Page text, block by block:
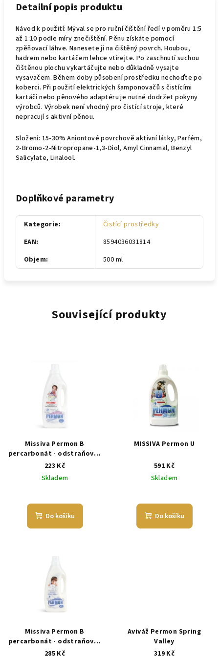
Detailní popis produktu
Návod k použití: Mýval se pro ruční čištění ředí v poměru 1:5
až 1:10 podle míry znečištění. Pěnu získáte pomocí
zpěňovací láhve. Nanesete ji na čištěný povrch. Houbou,
hadrem nebo kartáčem lehce vtírejte. Po zaschnutí suchou
čištěnou plochu vykartáčujte nebo důkladně vysajte
vysavačem. Během doby působení prostředku nechoďte po
koberci. Při použití elektrických šamponovačů s čistícími
kartáči nebo pěnového adaptéru je nutné dodržet pokyny
výrobců. Výrobek není vhodný pro čistící stroje, které
nepracují s aktivní pěnou.
Složení: 15-30% Aniontové povrchově aktivní látky, Parfém,
2-Bromo-2-Nitropropane-1,3-Diol, Amyl Cinnamal, Benzyl
Salicylate, Linalool.
Doplňkové parametry
Kategorie:
Čistící prostředky
EAN:
8594036031814
Objem: 500 ml
Související produkty
Missiva Permon B
percarbonát - odstraňovač
skvrn na barevné prádlo - 1
kg
223 Kč
Skladem
Do košíku
MISSIVA Permon U
591 Kč
Skladem
Do košíku
Missiva Permon B
percarbonát - odstraňovač
skvrn na bílé prádlo - 1 kg
285 Kč
Aviváž Permon Spring
Valley
319 Kč